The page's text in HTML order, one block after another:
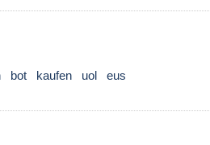
bot kaufen uol eus